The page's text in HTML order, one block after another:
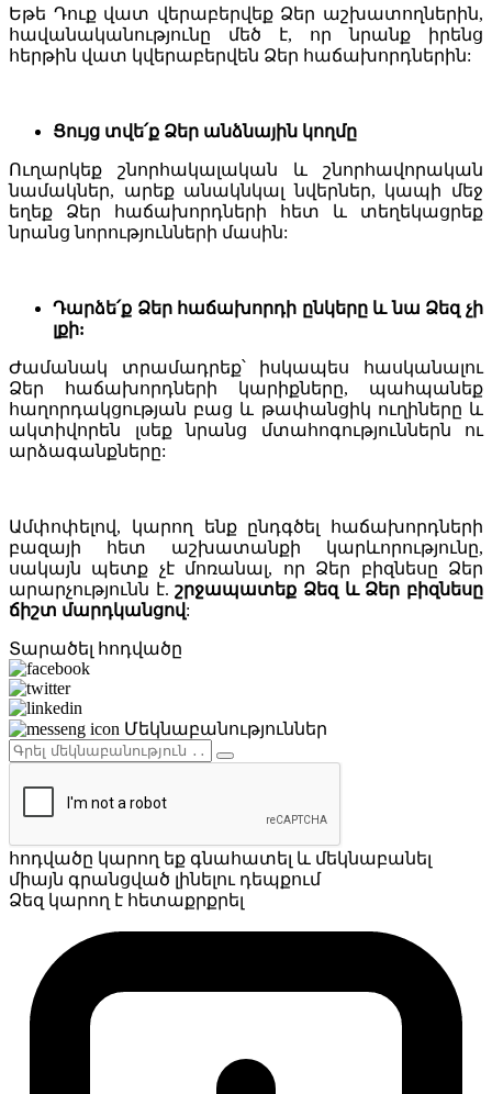
Եթե Դուք վատ վերաբերվեք Ձեր աշխատողներին,
հավանականությունը մեծ է, որ նրանք իրենց
հերթին վատ կվերաբերվեն Ձեր հաճախորդներին:
Ցույց տվե՛ք Ձեր անձնային կողմը
Ուղարկեք շնորհակալական և շնորհավորական
նամակներ, արեք անակնկալ նվերներ, կապի մեջ
եղեք Ձեր հաճախորդների հետ և տեղեկացրեք
նրանց նորությունների մասին:
Դարձե՛ք Ձեր հաճախորդի ընկերը և նա Ձեզ չի
լքի:
Ժամանակ տրամադրեք՝ իսկապես հասկանալու
Ձեր հաճախորդների կարիքները, պահպանեք
հաղորդակցության բաց և թափանցիկ ուղիները և
ակտիվորեն լսեք նրանց մտահոգություններն ու
արձագանքները:
Ամփոփելով, կարող ենք ընդգծել հաճախորդների
բազայի հետ աշխատանքի կարևորությունը,
սակայն պետք չէ մոռանալ, որ Ձեր բիզնեսը Ձեր
արարչությունն է.շրջապատեք Ձեզ և Ձեր բիզնեսը
ճիշտ մարդկանցով:
Տարածել հոդվածը
Մեկնաբանություններ
հոդվածը կարող եք գնահատել և մեկնաբանել
միայն գրանցված լինելու դեպքում
Ձեզ կարող է հետաքրքրել